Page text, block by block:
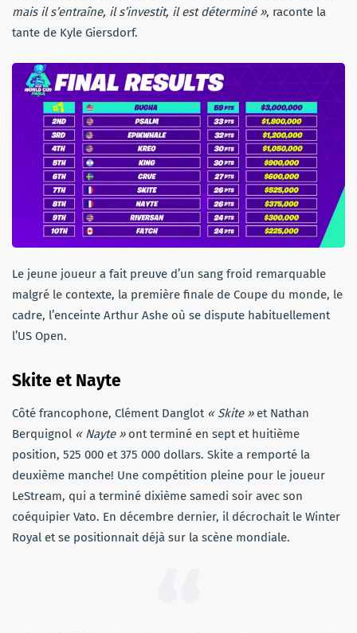
mais il s’entraîne, il s’investit, il est déterminé », raconte la
tante de Kyle Giersdorf.
Le jeune joueur a fait preuve d’un sang froid remarquable
malgré le contexte, la première finale de Coupe du monde, le
cadre, l’enceinte Arthur Ashe où se dispute habituellement
l’US Open.
Skite et Nayte
Côté francophone, Clément Danglot « Skite »et Nathan
Berquignol « Nayte » ont terminé en sept et huitième
position, 525 000 et 375 000 dollars. Skite a remporté la
deuxième manche! Une compétition pleine pour le joueur
LeStream, qui a terminé dixième samedi soir avec son
coéquipier Vato. En décembre dernier, il décrochait le Winter
Royal et se positionnait déjà sur la scène mondiale.